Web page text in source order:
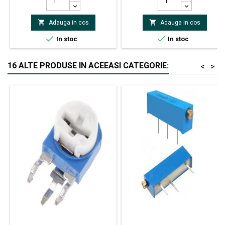
terminali 6.4x0.8mm
 Adauga in cos
 In stoc
 Adauga in cos
 In stoc
16 ALTE PRODUSE IN ACEEASI CATEGORIE: >
<